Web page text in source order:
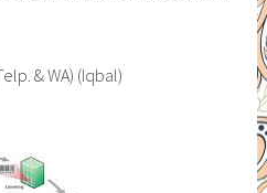
& WA) (Iqbal)